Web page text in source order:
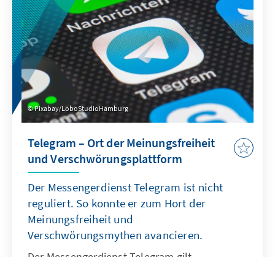
Pixabay/LoboStudioHamburg
Telegram – Ort der Meinungsfreiheit
und Verschwörungsplattform
Der Messengerdienst Telegram ist nicht
reguliert. So konnte er zum Hort der
Meinungsfreiheit und
Verschwörungsmythen avancieren.